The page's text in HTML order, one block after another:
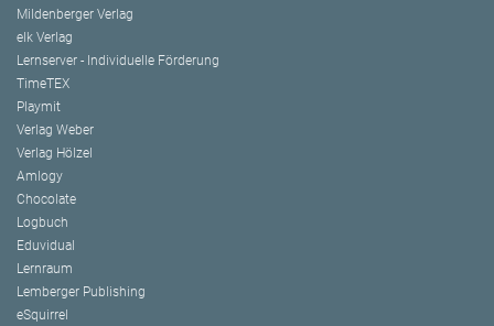
Mildenberger Verlag
elk Verlag
Lernserver - Individuelle Förderung
TimeTEX
Playmit
Verlag Weber
Verlag Hölzel
Amlogy
Chocolate
Logbuch
Eduvidual
Lernraum
Lemberger Publishing
eSquirrel